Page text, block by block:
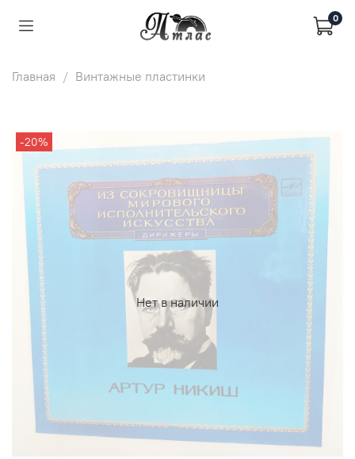
0
Главная Винтажные пластинки
Нет в наличии
-20%